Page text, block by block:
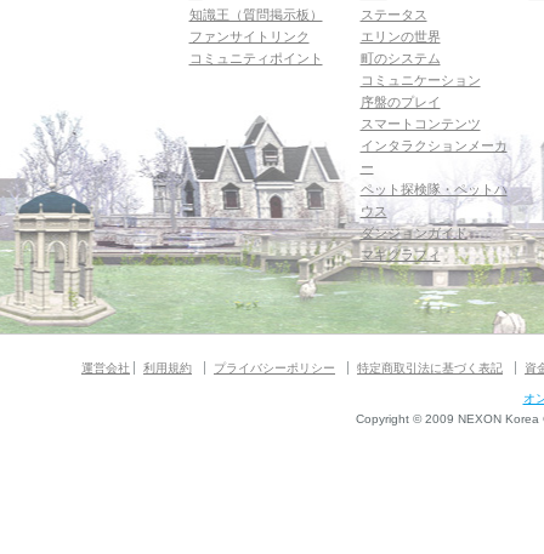
知識王（質問掲示板）
ファンサイトリンク
コミュニティポイント
ステータス
エリンの世界
町のシステム
コミュニケーション
序盤のプレイ
スマートコンテンツ
インタラクションメーカ
ー
ペット探検隊・ペットハ
ウス
ダンジョンガイド
マギグラフィ
運営会社 利用規約 プライバシーポリシー 特定商取引法に基づく表記 資
オ
Copyright © 2009 NEXON Korea